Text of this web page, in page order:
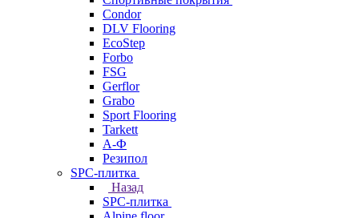
Condor
DLV Flooring
EcoStep
Forbo
FSG
Gerflor
Grabo
Sport Flooring
Tarkett
А-Ф
Резипол
SPC-плитка
Назад
SPC-плитка